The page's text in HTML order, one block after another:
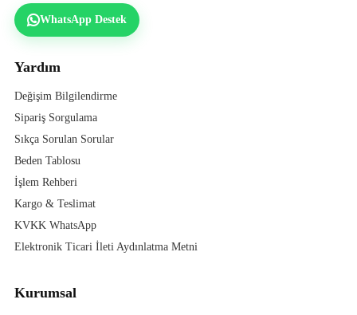
WhatsApp Destek
Yardım
Değişim Bilgilendirme
Sipariş Sorgulama
Sıkça Sorulan Sorular
Beden Tablosu
İşlem Rehberi
Kargo & Teslimat
KVKK WhatsApp
Elektronik Ticari İleti Aydınlatma Metni
Kurumsal